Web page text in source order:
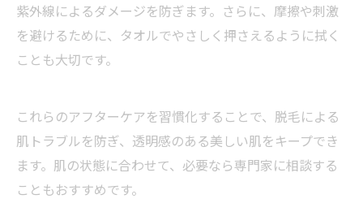
紫外線によるダメージを防ぎます。さらに、摩擦や刺激
を避けるために、タオルでやさしく押さえるように拭く
ことも大切です。
これらのアフターケアを習慣化することで、脱毛による
肌トラブルを防ぎ、透明感のある美しい肌をキープでき
ます。肌の状態に合わせて、必要なら専門家に相談する
こともおすすめです。